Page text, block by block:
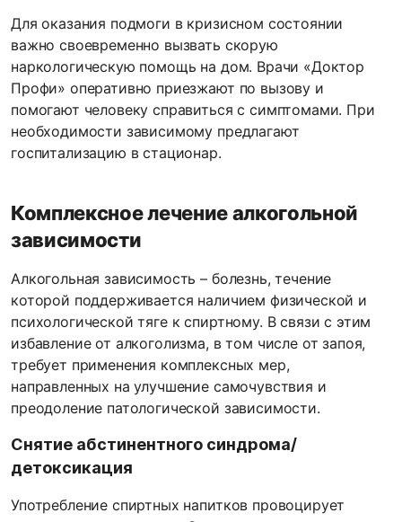
Для оказания подмоги в кризисном состоянии
важно своевременно вызвать скорую
наркологическую помощь на дом. Врачи «Доктор
Профи» оперативно приезжают по вызову и
помогают человеку справиться с симптомами. При
необходимости зависимому предлагают
госпитализацию в стационар.
Комплексное лечение алкогольной
зависимости
Алкогольная зависимость – болезнь, течение
которой поддерживается наличием физической и
психологической тяге к спиртному. В связи с этим
избавление от алкоголизма, в том числе от запоя,
требует применения комплексных мер,
направленных на улучшение самочувствия и
преодоление патологической зависимости.
Снятие абстинентного синдрома/
детоксикация
Употребление спиртных напитков провоцирует